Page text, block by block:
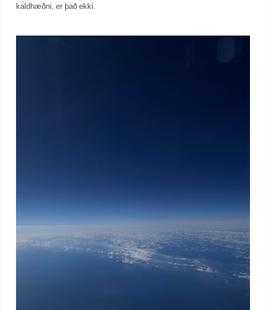
kaldhæðni, er það ekki.